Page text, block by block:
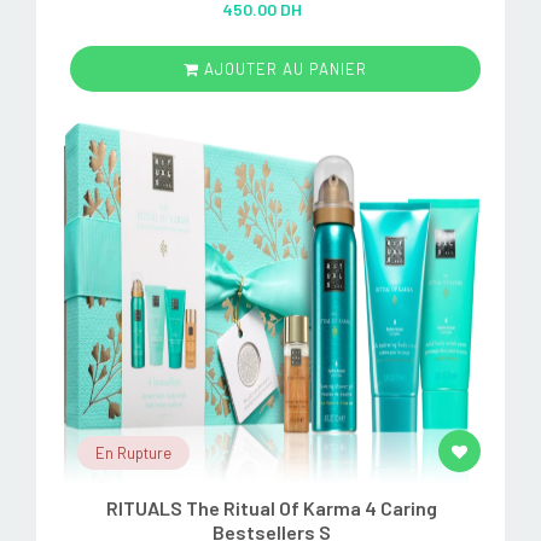
out of 5
450.00 DH
AJOUTER AU PANIER
En Rupture
RITUALS The Ritual Of Karma 4 Caring
Bestsellers S